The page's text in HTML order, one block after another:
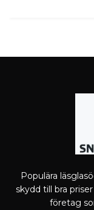
Populära
skydd till bra
företag